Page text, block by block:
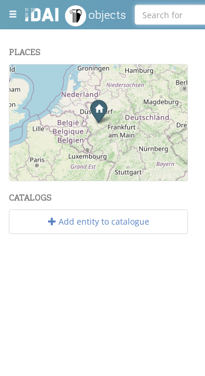
objects
PLACES
+
−
Leaflet| Maps and Data ©OpenStreetMap.
CATALOGS
Add entity to catalogue